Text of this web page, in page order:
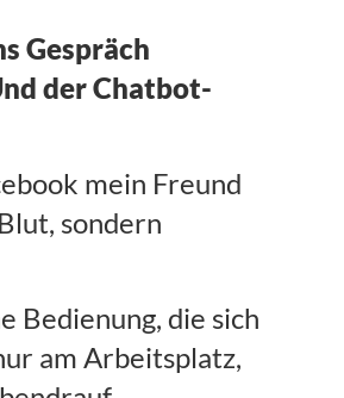
Gespräch
der Chatbot-
mein Freund
sondern
Bedienung, die sich
am Arbeitsplatz,